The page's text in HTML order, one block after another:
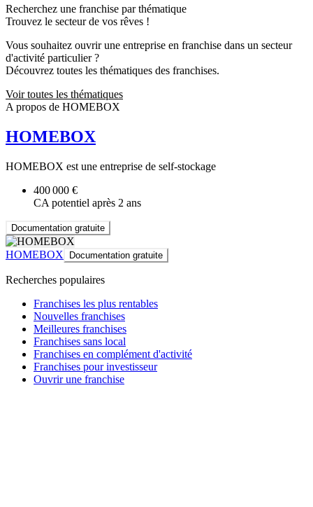
Recherchez une franchise par thématique
Trouvez le secteur de vos rêves !
Vous souhaitez ouvrir une entreprise en franchise dans un secteur
d'activité particulier ?
Découvrez toutes les thématiques des franchises.
Voir toutes les thématiques
A propos de HOMEBOX
HOMEBOX
HOMEBOX est une entreprise de self-stockage
400 000 €
CA potentiel après 2 ans
Documentation gratuite
HOMEBOX Documentation gratuite
Recherches populaires
Franchises les plus rentables
Nouvelles franchises
Meilleures franchises
Franchises sans local
Franchises en complément d'activité
Franchises pour investisseur
Ouvrir une franchise